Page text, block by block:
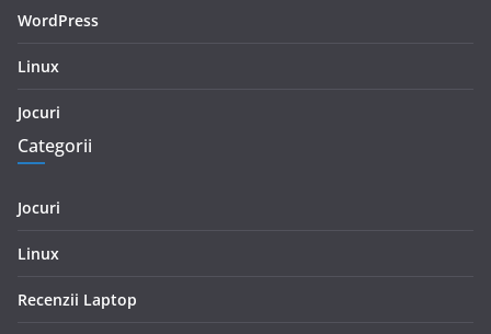
WordPress
Linux
Jocuri
Categorii
Jocuri
Linux
Recenzii Laptop